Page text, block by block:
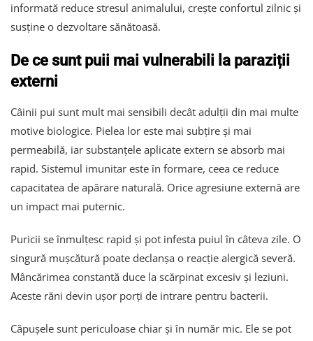
informată reduce stresul animalului, crește confortul zilnic și
susține o dezvoltare sănătoasă.
De ce sunt puii mai vulnerabili la paraziții
externi
Câinii pui sunt mult mai sensibili decât adulții din mai multe
motive biologice. Pielea lor este mai subțire și mai
permeabilă, iar substanțele aplicate extern se absorb mai
rapid. Sistemul imunitar este în formare, ceea ce reduce
capacitatea de apărare naturală. Orice agresiune externă are
un impact mai puternic.
Puricii se înmulțesc rapid și pot infesta puiul în câteva zile. O
singură mușcătură poate declanșa o reacție alergică severă.
Mâncărimea constantă duce la scărpinat excesiv și leziuni.
Aceste răni devin ușor porți de intrare pentru bacterii.
Căpușele sunt periculoase chiar și în număr mic. Ele se pot